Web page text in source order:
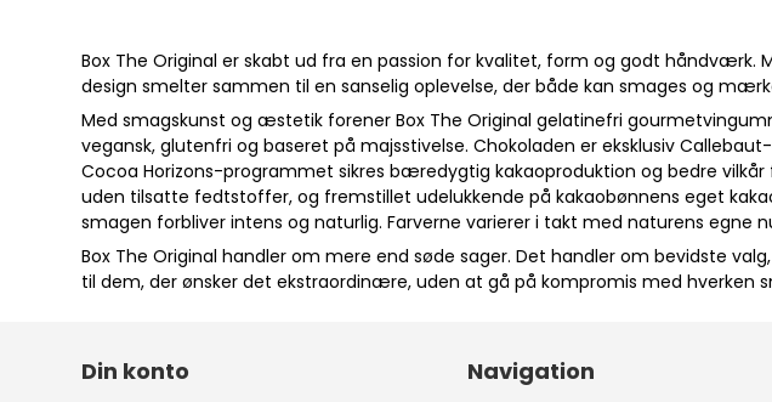
Box The Original er skabt ud fra en passion for kvalitet, form og godt
design smelter sammen til en sanselig oplevelse, der både kan smages og
Med smagskunst og æstetik forener Box The Original gelatinefri
vegansk, glutenfri og baseret på majsstivelse. Chokoladen er eksklusiv
Cocoa Horizons-programmet sikres bæredygtig kakaoproduktion og bedre
uden tilsatte fedtstoffer, og fremstillet udelukkende på kakaobønnens eget
smagen forbliver intens og naturlig. Farverne varierer i takt med naturens
Box The Original handler om mere end søde sager. Det handler om bevidste
til dem, der ønsker det ekstraordinære, uden at gå på kompromis med hverken
Din konto Navigation